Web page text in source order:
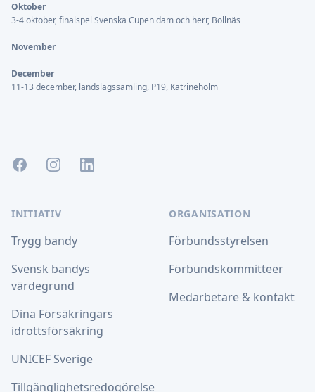
Oktober
3-4 oktober, finalspel Svenska Cupen dam och herr, Bollnäs
November
December
11-13 december, landslagssamling, P19, Katrineholm
FacebookInstagramLinkedIn
INITIATIV
Trygg bandy
Svensk bandys
värdegrund
Dina Försäkringars
idrottsförsäkring
UNICEF Sverige
Tillgänglighetsredogörelse
ORGANISATION
Förbundsstyrelsen
Förbundskommitteer
Medarbetare & kontakt